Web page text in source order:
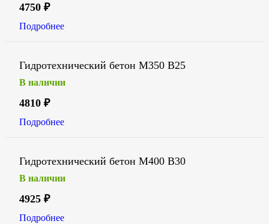
4750 ₽
Подробнее
Гидротехнический бетон М350 В25
В наличии
4810 ₽
Подробнее
Гидротехнический бетон М400 В30
В наличии
4925 ₽
Подробнее